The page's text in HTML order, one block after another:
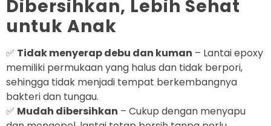
Dibersihkan, Lebih Sehat
untuk Anak
✅ Tidak menyerap debu dan kuman – Lantai epoxy
memiliki permukaan yang halus dan tidak berpori,
sehingga tidak menjadi tempat berkembangnya
bakteri dan tungau.
✅ Mudah dibersihkan – Cukup dengan menyapu